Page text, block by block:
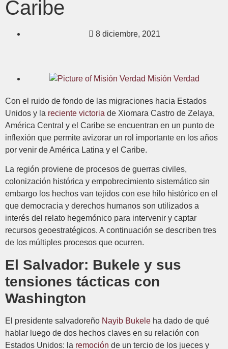
Caribe
8 diciembre, 2021
Misión Verdad
Con el ruido de fondo de las migraciones hacia Estados
Unidos y la reciente victoria de Xiomara Castro de Zelaya,
América Central y el Caribe se encuentran en un punto de
inflexión que permite avizorar un rol importante en los años
por venir de América Latina y el Caribe.
La región proviene de procesos de guerras civiles,
colonización histórica y empobrecimiento sistemático sin
embargo los hechos van tejidos con ese hilo histórico en el
que democracia y derechos humanos son utilizados a
interés del relato hegemónico para intervenir y captar
recursos geoestratégicos. A continuación se describen tres
de los múltiples procesos que ocurren.
El Salvador: Bukele y sus
tensiones tácticas con
Washington
El presidente salvadoreño Nayib Bukele ha dado de qué
hablar luego de dos hechos claves en su relación con
Estados Unidos: la remoción de un tercio de los jueces y